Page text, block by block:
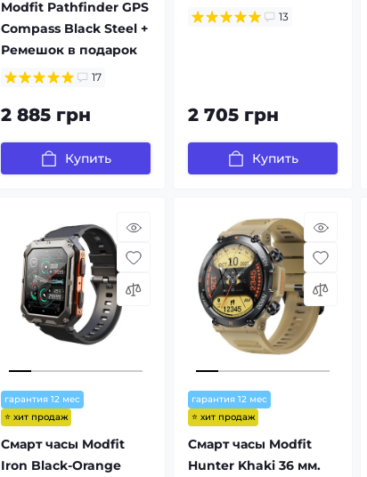
Modfit Pathfinder GPS
Compass Black Steel +
Ремешок в подарок
17
2 885 грн
Купить
13
2 705 грн
Купить
гарантия 12 мес
⭐ хит продаж
Смарт часы Modfit
Iron Black-Orange
гарантия 12 мес
⭐ хит продаж
Смарт часы Modfit
Hunter Khaki 36 мм.